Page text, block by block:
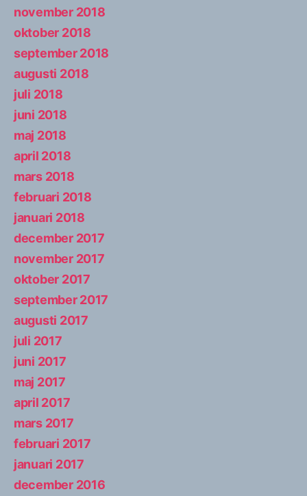
november 2018
oktober 2018
september 2018
augusti 2018
juli 2018
juni 2018
maj 2018
april 2018
mars 2018
februari 2018
januari 2018
december 2017
november 2017
oktober 2017
september 2017
augusti 2017
juli 2017
juni 2017
maj 2017
april 2017
mars 2017
februari 2017
januari 2017
december 2016